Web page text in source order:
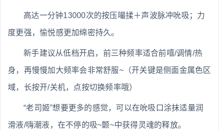
高达一分钟13000次的按压嘬揉＋声波脉冲吮吸；力
度更强，愉悦感更加绵密持久。
新手建议从低档开启，前三种频率适合前嘻/调情/热
身，再慢慢加大频率会非常舒服~（开关键是侧面金属色区
域，长按开/关机，点按切换频率哦）
“老司姬”想要更多的感觉，可以在吮吸口涂抹适量润
滑液/嗨潮液，在不停的吸~颤~中获得灵魂的释放。